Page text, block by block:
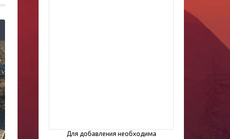
Для добавления необходима